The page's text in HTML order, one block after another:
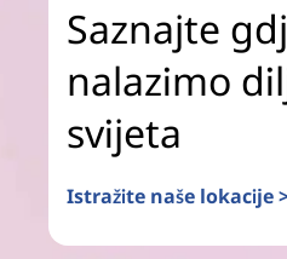
Saznajte
nalazimo
svijeta
Istražite naše lokacije